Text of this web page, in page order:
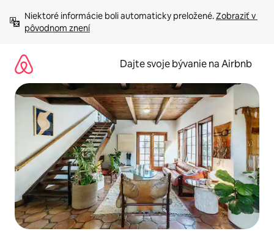
obsah.
Niektoré informácie boli automaticky preložené. Zobraziť v
pôvodnom znení
Dajte svoje bývanie na Airbnb